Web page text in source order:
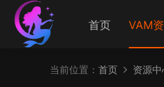
首页 VAM
当前位置： 首页 资源